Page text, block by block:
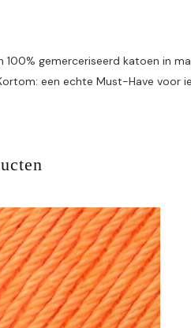
100% gemerceriseerd katoen in
een echte Must-Have voor